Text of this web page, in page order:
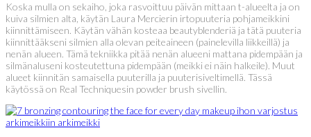
Koska mulla on sekaiho, joka rasvoittuu päivän mittaan t-alueelta ja on
kuiva silmien alta, käytän Laura Mercierin irtopuuteria pohjameikkini
kiinnittämiseen. Käytän vähän kosteaa beautyblenderiä ja tätä puuteria
kiinnittääkseni silmien alla olevan peiteaineen (painelevilla liikkeillä) ja
nenän alueen. Tämä tekniikka pitää nenän alueeni mattana pidempään ja
silmänaluseni kosteutettuna pidempään (meikki ei näin halkeile). Muut
alueet kiinnitän samaisella puuterilla ja puuterisiveltimellä. Tässä
käytössä on Real Techniquesin powder brush sivellin.